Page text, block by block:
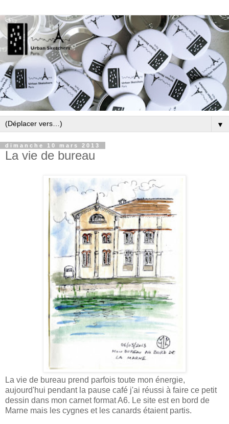
▼
dimanche 10 mars 2013
La vie de bureau
La vie de bureau prend parfois toute mon énergie,
aujourd'hui pendant la pause café j'ai réussi à faire ce petit
dessin dans mon carnet format A6. Le site est en bord de
Marne mais les cygnes et les canards étaient partis.